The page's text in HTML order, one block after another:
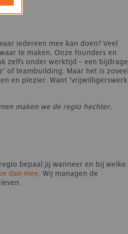
iedereen mee kan doen? Veel
te maken. Onze founders en
zelfs onder werktijd – een bijdrage
of teambuilding. Maar het is zoveel
en plezier. Want ‘vrijwilligerswerk
maken we de regio hechter.
bepaal jij wanneer en bij welke
dan mee. Wij managen de